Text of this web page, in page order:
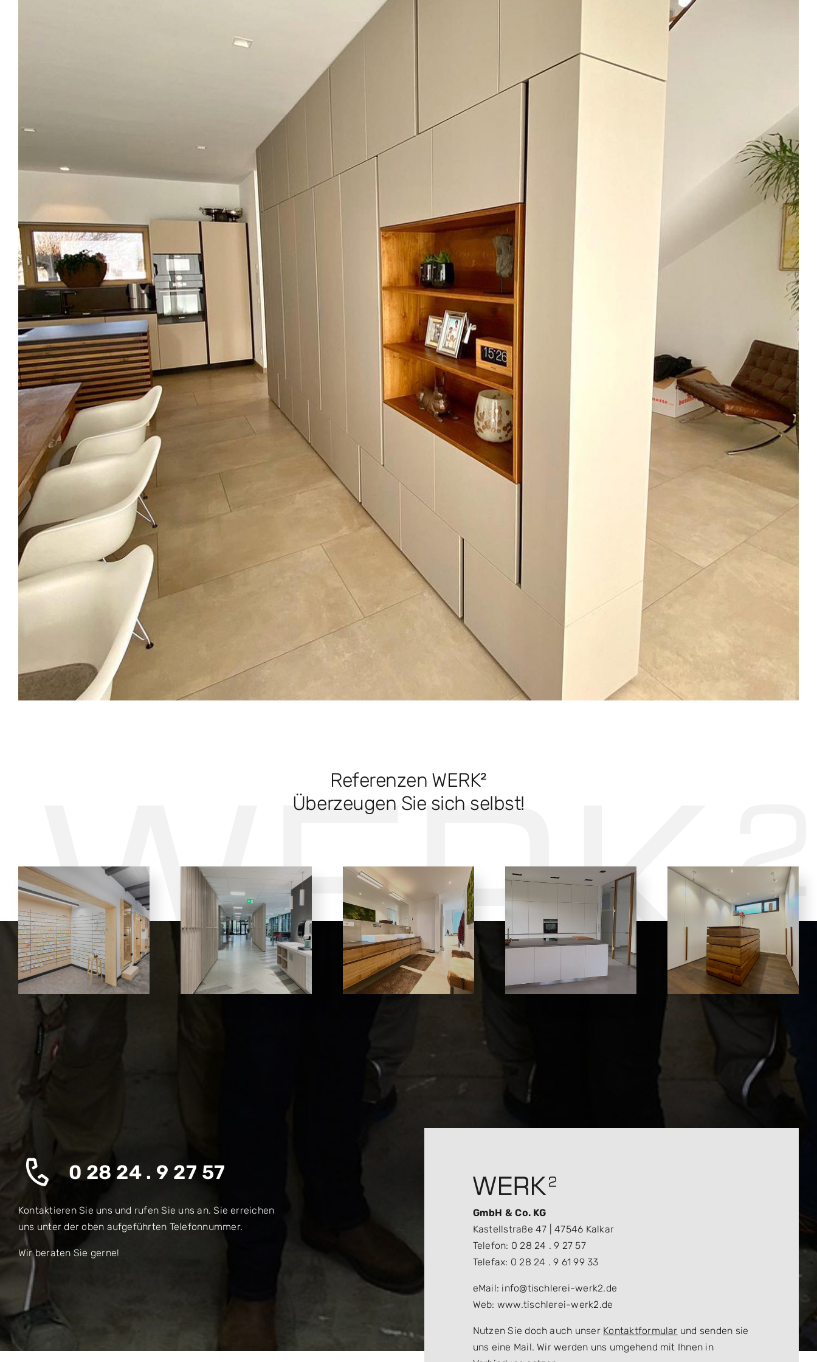
Referenzen WERK²
Überzeugen Sie sich selbst!
0 28 24 . 9 27 57
Kontaktieren Sie uns und rufen Sie uns an. Sie erreichen
uns unter der oben aufgeführten Telefonnummer.
Wir beraten Sie gerne!
GmbH & Co. KG
Kastellstraße 47 | 47546 Kalkar
Telefon: 0 28 24 . 9 27 57
Telefax: 0 28 24 . 9 61 99 33
eMail: info@tischlerei-werk2.de
Web: www.tischlerei-werk2.de
Nutzen Sie doch auch unser Kontaktformular und senden sie
uns eine Mail. Wir werden uns umgehend mit Ihnen in